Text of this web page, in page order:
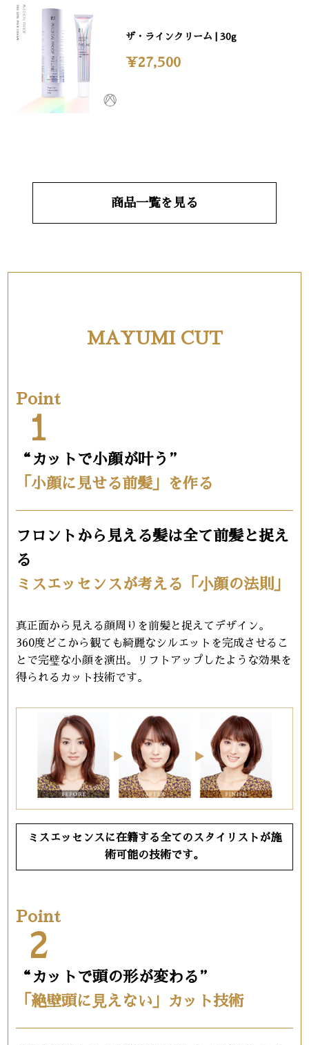
ザ・ラインクリーム | 30g
¥27,500
商品一覧を見る
MAYUMI CUT
Point
1
“カットで小顔が叶う”
「小顔に見せる前髪」を作る
フロントから見える髪は全て前髪と捉え
る
ミスエッセンスが考える「⼩顔の法則」
真正面から見える顔周りを前髪と捉えてデザイン。
360度どこから観ても綺麗なシルエットを完成させるこ
とで完璧な小顔を演出。リフトアップしたような効果を
得られるカット技術です。
ミスエッセンスに在籍する全てのスタイリストが施
術可能の技術です。
Point
2
“カットで頭の形が変わる”
「絶壁頭に⾒えない」カット技術